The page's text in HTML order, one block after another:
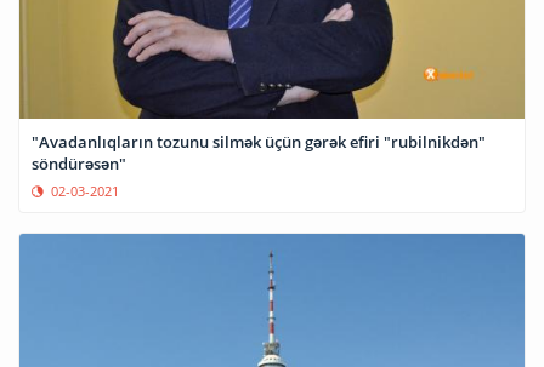
"Avadanlıqların tozunu silmək üçün gərək efiri "rubilnikdən"
söndürəsən"
02-03-2021